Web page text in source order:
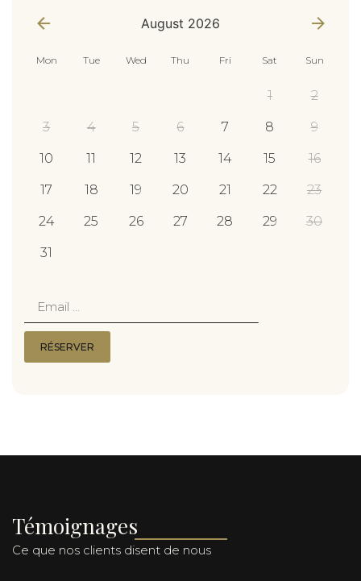
August 2026
Mon Tue Wed Thu Fri Sat Sun
1 2
3 4 5 6 7 8 9
10 11 12 13 14 15 16
17 18 19 20 21 22 23
24 25 26 27 28 29 30
31
RÉSERVER
Témoignages
Ce que nos clients disent de nous